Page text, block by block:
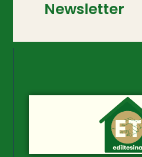
Newsletter